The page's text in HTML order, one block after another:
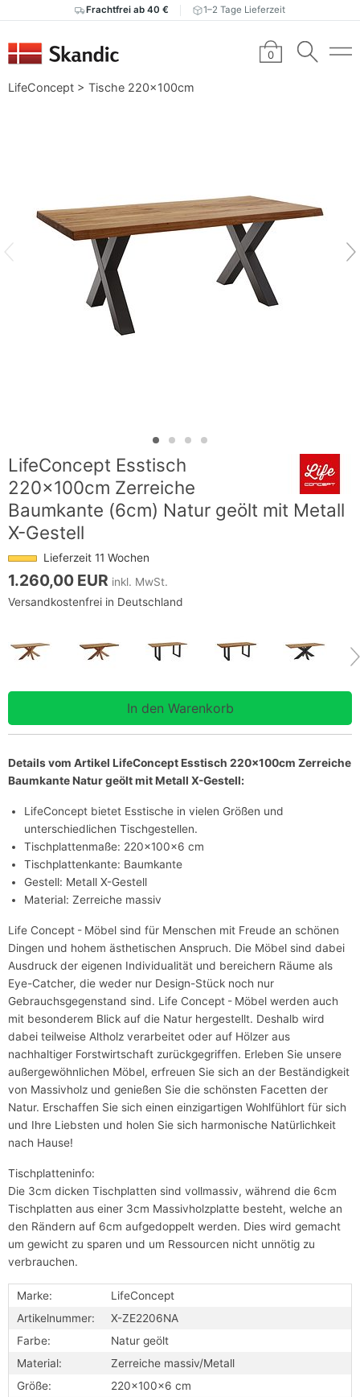
Frachtfrei ab 40 € 1–2 Tage Lieferzeit
0
LifeConcept > Tische 220x100cm
LifeConcept Esstisch
220x100cm Zerreiche
Baumkante (6cm) Natur geölt mit Metall
X-Gestell
Lieferzeit 11 Wochen
1.260,00 EUR inkl. MwSt.
Versandkostenfrei in Deutschland
Details vom Artikel LifeConcept Esstisch 220x100cm Zerreiche
Baumkante Natur geölt mit Metall X-Gestell:
LifeConcept bietet Esstische in vielen Größen und
unterschiedlichen Tischgestellen.
Tischplattenmaße: 220x100x6 cm
Tischplattenkante: Baumkante
Gestell: Metall X-Gestell
Material: Zerreiche massiv
Life Concept - Möbel sind für Menschen mit Freude an schönen
Dingen und hohem ästhetischen Anspruch. Die Möbel sind dabei
Ausdruck der eigenen Individualität und bereichern Räume als
Eye-Catcher, die weder nur Design-Stück noch nur
Gebrauchsgegenstand sind. Life Concept - Möbel werden auch
mit besonderem Blick auf die Natur hergestellt. Deshalb wird
dabei teilweise Altholz verarbeitet oder auf Hölzer aus
nachhaltiger Forstwirtschaft zurückgegriffen. Erleben Sie unsere
außergewöhnlichen Möbel, erfreuen Sie sich an der Beständigkeit
von Massivholz und genießen Sie die schönsten Facetten der
Natur. Erschaffen Sie sich einen einzigartigen Wohlfühlort für sich
und Ihre Liebsten und holen Sie sich harmonische Natürlichkeit
nach Hause!
Tischplatteninfo:
Die 3cm dicken Tischplatten sind vollmassiv, während die 6cm
Tischplatten aus einer 3cm Massivholzplatte besteht, welche an
den Rändern auf 6cm aufgedoppelt werden. Dies wird gemacht
um gewicht zu sparen und um Ressourcen nicht unnötig zu
verbrauchen.
Marke:
LifeConcept
Artikelnummer:
X-ZE2206NA
Farbe:
Natur geölt
Material:
Zerreiche massiv/Metall
Größe:
220x100x6 cm